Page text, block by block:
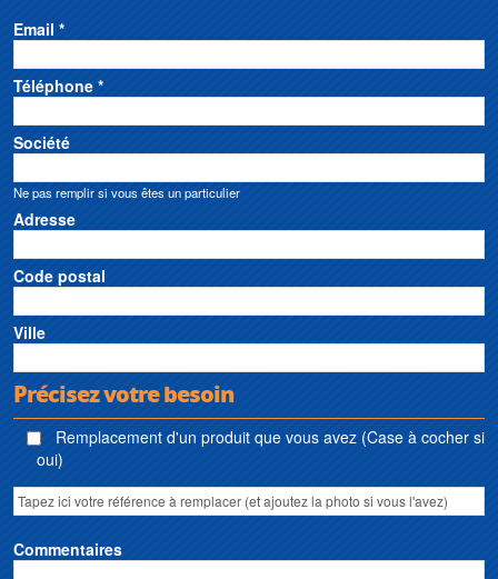
Email *
Téléphone *
Société
Ne pas remplir si vous êtes un particulier
Adresse
Code postal
Ville
Précisez votre besoin
Remplacement d'un produit que vous avez (Case à cocher si
oui)
Commentaires